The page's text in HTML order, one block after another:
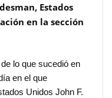
Estados
en la sección
lo que sucedió en
en el que
Unidos John F.